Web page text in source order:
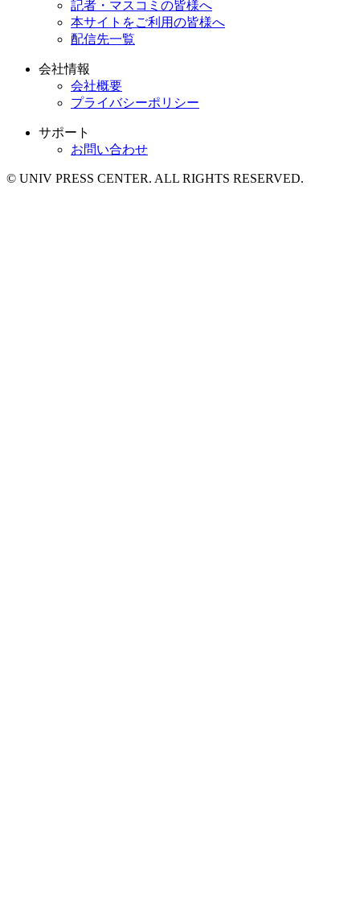
記者・マスコミの皆様へ
本サイトをご利用の皆様へ
配信先一覧
会社情報
会社概要
プライバシーポリシー
サポート
お問い合わせ
© UNIV PRESS CENTER. ALL RIGHTS RESERVED.